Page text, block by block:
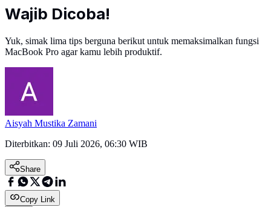
Wajib Dicoba!
Yuk, simak lima tips berguna berikut untuk memaksimalkan fungsi
MacBook Pro agar kamu lebih produktif.
Aisyah Mustika Zamani
Diterbitkan: 09 Juli 2026, 06:30 WIB
Share
Copy Link